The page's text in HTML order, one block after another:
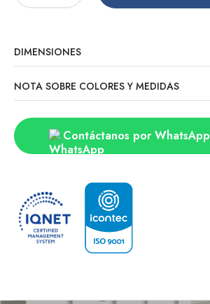
DIMENSIONES
NOTA SOBRE COLORES Y MEDIDAS
Contáctanos por WhatsApp